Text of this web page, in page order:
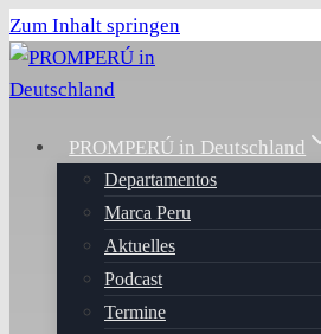
Zum Inhalt springen
PROMPERÚ in Deutschland
Departamentos
Marca Peru
Aktuelles
Podcast
Termine